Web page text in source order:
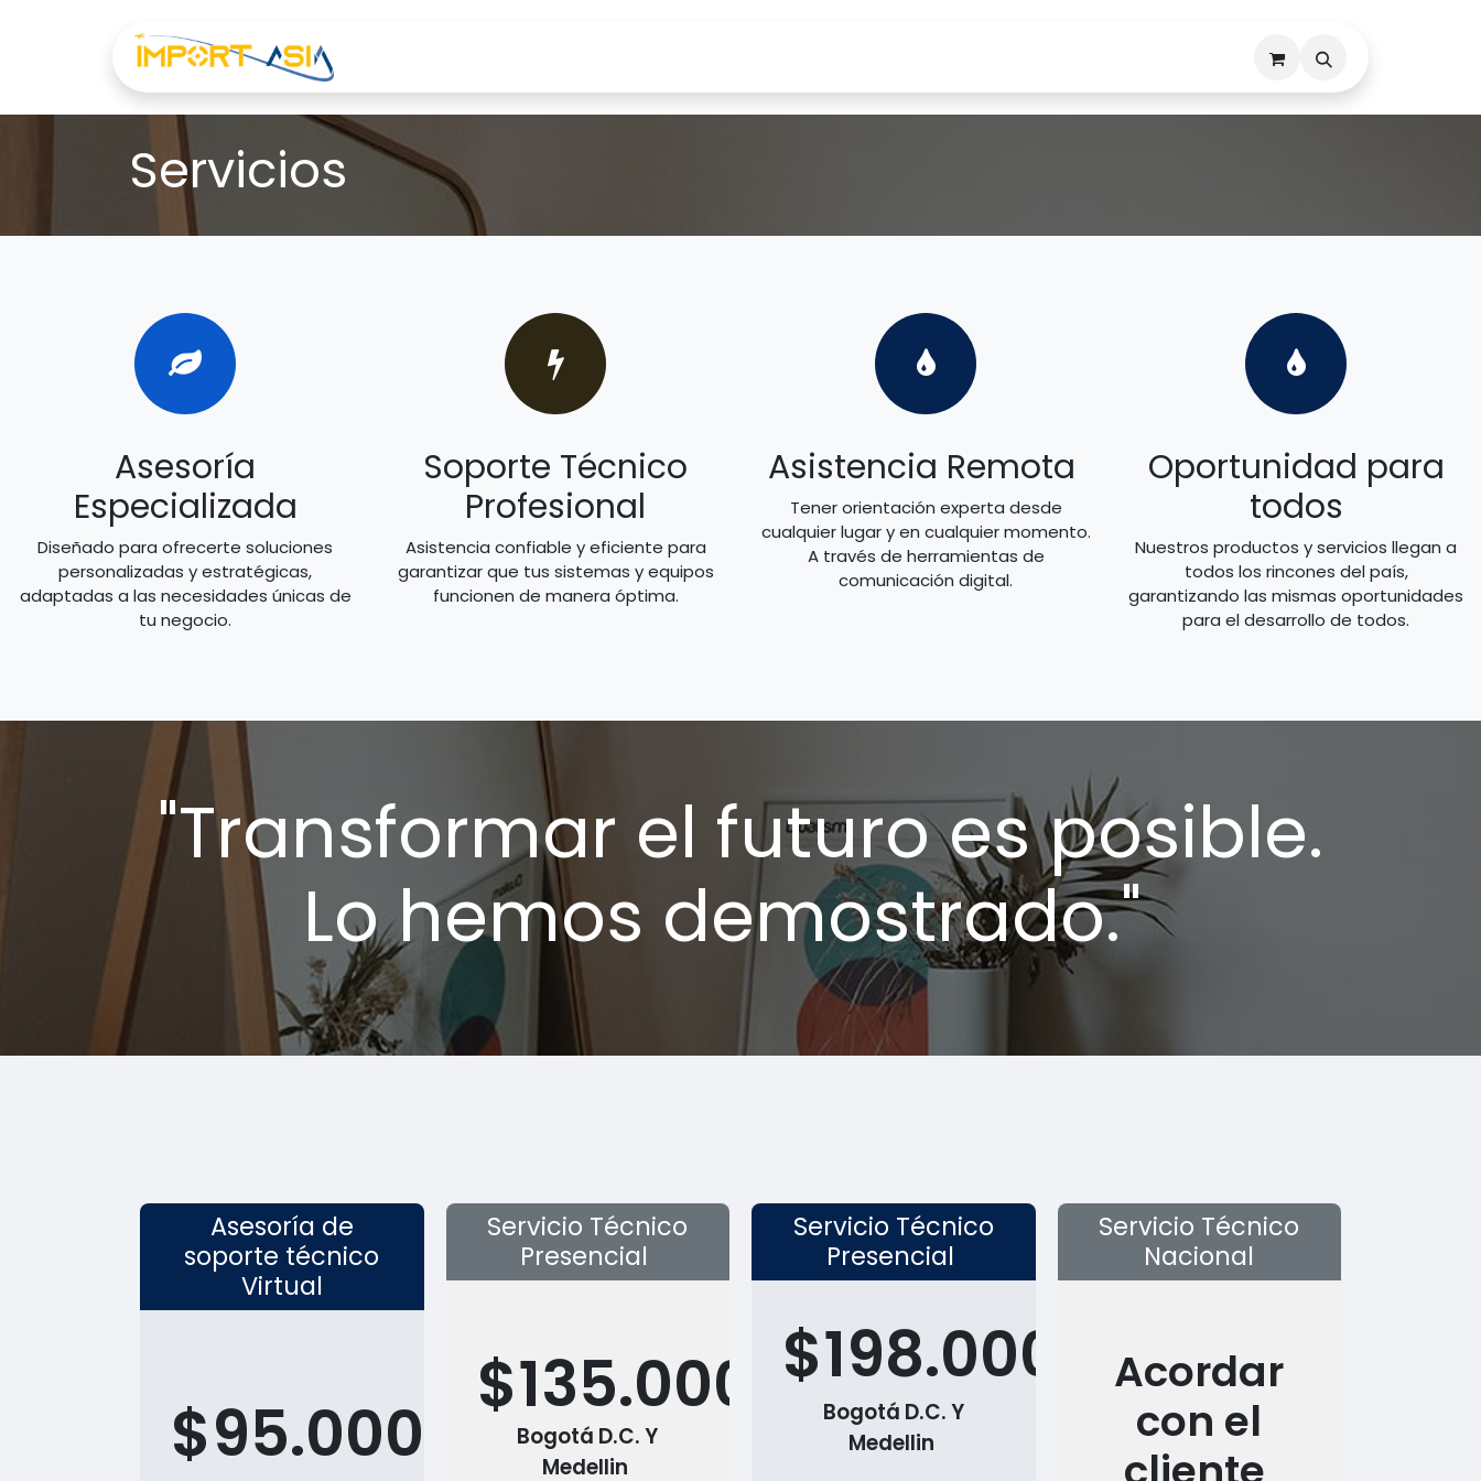
Contáctenos
Servicios
Asesoría
Especializada
Diseñado para ofrecerte soluciones
personalizadas y estratégicas,
adaptadas a las necesidades únicas de
tu negocio.
Soporte Técnico
Profesional
Asistencia confiable y eficiente para
garantizar que tus sistemas y equipos
funcionen de manera óptima.
Asistencia Remota
Tener orientación experta desde
cualquier lugar y en cualquier momento.
A través de herramientas de
comunicación digital.
Oportunidad para
todos
Nuestros productos y servicios llegan a
todos los rincones del país,
garantizando las mismas oportunidades
para el desarrollo de todos.
"Transformar el futuro es posible.
Lo hemos demostrado."
Servicio Técnico
Nacional
Acordar
con el
Servicio Técnico
Presencial
$198.000
Bogotá D.C. Y
Medellin
Servicio Técnico
Presencial
$135.000
Bogotá D.C. Y
Medellin
Asesoría de
soporte técnico
Virtual
$95.000